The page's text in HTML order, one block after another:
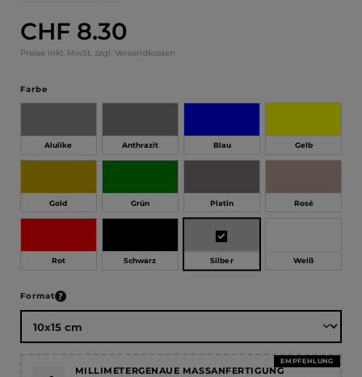
Regulärer Preis:
CHF 8.30
Preise inkl. MwSt. zzgl. Versandkosten
Farbeauswählen
Alulike Anthrazit Blau Gelb
Gold Grün Platin Rosé
Rot Schwarz Silber Weiß
Formatauswählen
EMPFEHLUNG
MILLIMETERGENAUE MASSANFERTIGUNG